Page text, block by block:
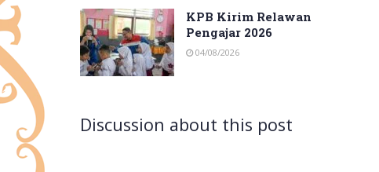
KPB Kirim Relawan
Pengajar 2026
04/08/2026
Discussion about this post